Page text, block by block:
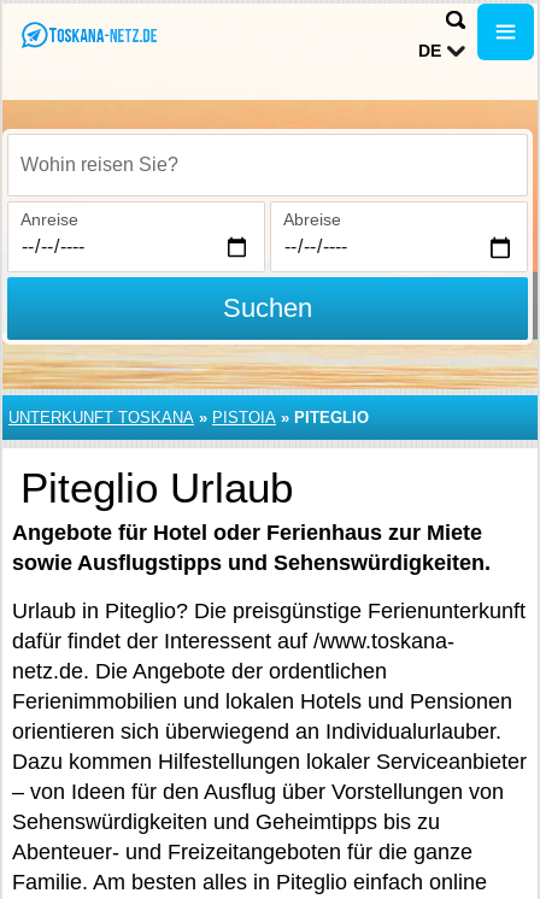
DE
Wohin reisen Sie?
Anreise Abreise
Suchen
UNTERKUNFT TOSKANA » PISTOIA » PITEGLIO
Piteglio Urlaub
Angebote für Hotel oder Ferienhaus zur Miete
sowie Ausflugstipps und Sehenswürdigkeiten.
Urlaub in Piteglio? Die preisgünstige Ferienunterkunft
dafür findet der Interessent auf /www.toskana-
netz.de. Die Angebote der ordentlichen
Ferienimmobilien und lokalen Hotels und Pensionen
orientieren sich überwiegend an Individualurlauber.
Dazu kommen Hilfestellungen lokaler Serviceanbieter
– von Ideen für den Ausflug über Vorstellungen von
Sehenswürdigkeiten und Geheimtipps bis zu
Abenteuer- und Freizeitangeboten für die ganze
Familie. Am besten alles in Piteglio einfach online